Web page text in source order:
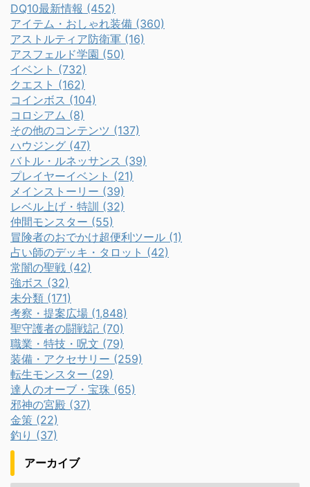
DQ10最新情報 (452)
アイテム・おしゃれ装備 (360)
アストルティア防衛軍 (16)
アスフェルド学園 (50)
イベント (732)
クエスト (162)
コインボス (104)
コロシアム (8)
その他のコンテンツ (137)
ハウジング (47)
バトル・ルネッサンス (39)
プレイヤーイベント (21)
メインストーリー (39)
レベル上げ・特訓 (32)
仲間モンスター (55)
冒険者のおでかけ超便利ツール (1)
占い師のデッキ・タロット (42)
常闇の聖戦 (42)
強ボス (32)
未分類 (171)
考察・提案広場 (1,848)
聖守護者の闘戦記 (70)
職業・特技・呪文 (79)
装備・アクセサリー (259)
転生モンスター (29)
達人のオーブ・宝珠 (65)
邪神の宮殿 (37)
金策 (22)
釣り (37)
アーカイブ